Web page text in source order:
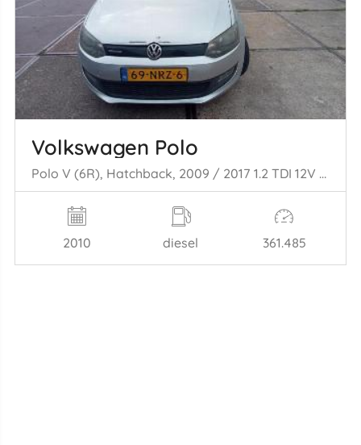
Volkswagen Polo
Polo V (6R), Hatchback, 2009 / 2017 1.2 TDI 12V BlueMotion
2010 diesel 361.485